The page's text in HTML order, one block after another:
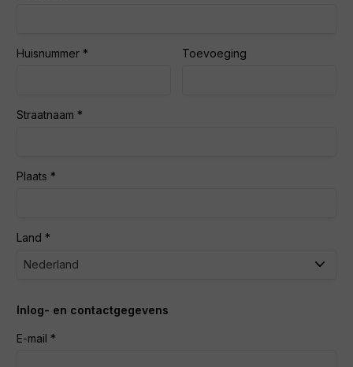
Huisnummer Toevoeging
Straatnaam
Plaats
Land
Inlog- en contactgegevens
E-mail